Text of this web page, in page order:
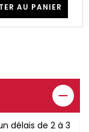
AU PANIER
délais de 2 à 3